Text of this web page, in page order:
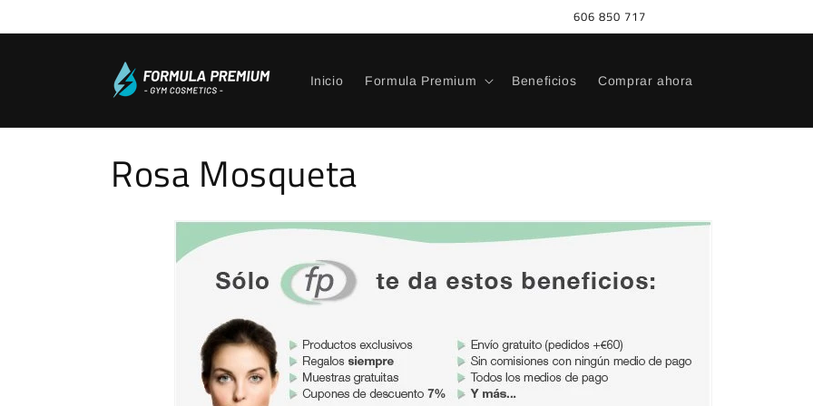
al contenido
606 850 717
Inicio Formula Premium Beneficios Comprar ahora
C
Rosa Mosqueta